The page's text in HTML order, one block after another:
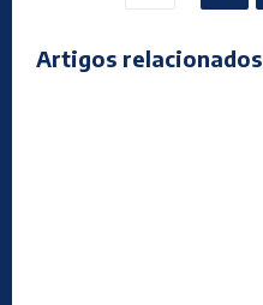
Artigos relacionados